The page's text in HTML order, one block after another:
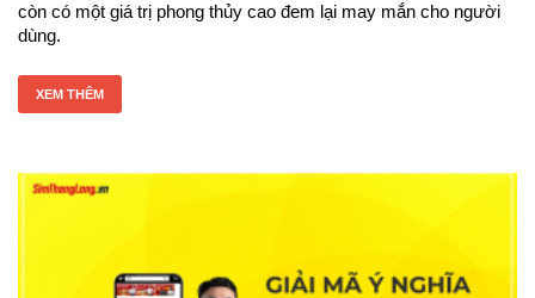
còn có một giá trị phong thủy cao đem lại may mắn cho người
dùng.
XEM THÊM